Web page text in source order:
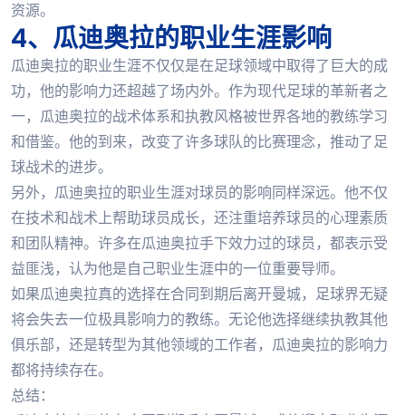
资源。
4、瓜迪奥拉的职业生涯影响
瓜迪奥拉的职业生涯不仅仅是在足球领域中取得了巨大的成
功，他的影响力还超越了场内外。作为现代足球的革新者之
一，瓜迪奥拉的战术体系和执教风格被世界各地的教练学习
和借鉴。他的到来，改变了许多球队的比赛理念，推动了足
球战术的进步。
另外，瓜迪奥拉的职业生涯对球员的影响同样深远。他不仅
在技术和战术上帮助球员成长，还注重培养球员的心理素质
和团队精神。许多在瓜迪奥拉手下效力过的球员，都表示受
益匪浅，认为他是自己职业生涯中的一位重要导师。
如果瓜迪奥拉真的选择在合同到期后离开曼城，足球界无疑
将会失去一位极具影响力的教练。无论他选择继续执教其他
俱乐部，还是转型为其他领域的工作者，瓜迪奥拉的影响力
都将持续存在。
总结：